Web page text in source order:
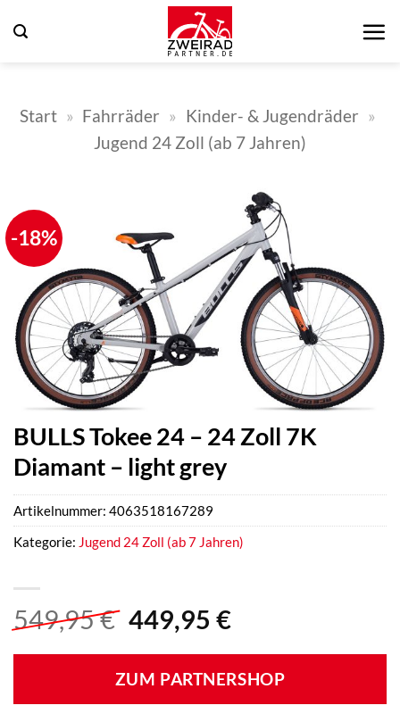
Inhalt
Start » Fahrräder » Kinder- & Jugendräder »
Jugend 24 Zoll (ab 7 Jahren)
-18%
BULLS Tokee 24 – 24 Zoll 7K
Diamant – light grey
549,95€ Ursprünglicher
war:
549,95 €
449,95 €Aktueller
ist:
449,95 €.
ZUM PARTNERSHOP
Artikelnummer: 4063518167289
Kategorie: Jugend 24 Zoll (ab 7 Jahren)